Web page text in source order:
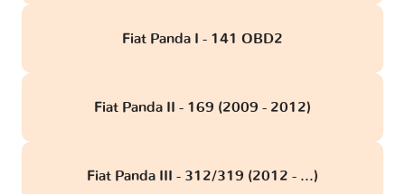
Fiat Panda I - 141 OBD2
Fiat Panda II - 169 (2009 - 2012)
Fiat Panda III - 312/319 (2012 - ...)